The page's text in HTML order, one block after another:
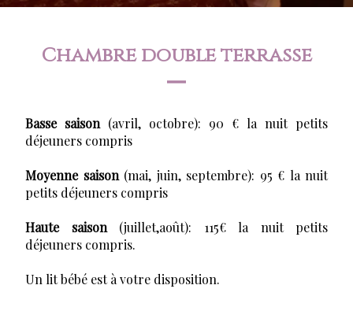
Chambre double terrasse
Basse saison (avril, octobre): 90 € la nuit petits
déjeuners compris
Moyenne saison(mai, juin, septembre): 95 € la nuit
petits déjeuners compris
Haute saison(juillet,août): 115€ la nuit petits
déjeuners compris.
Un lit bébé est à votre disposition.